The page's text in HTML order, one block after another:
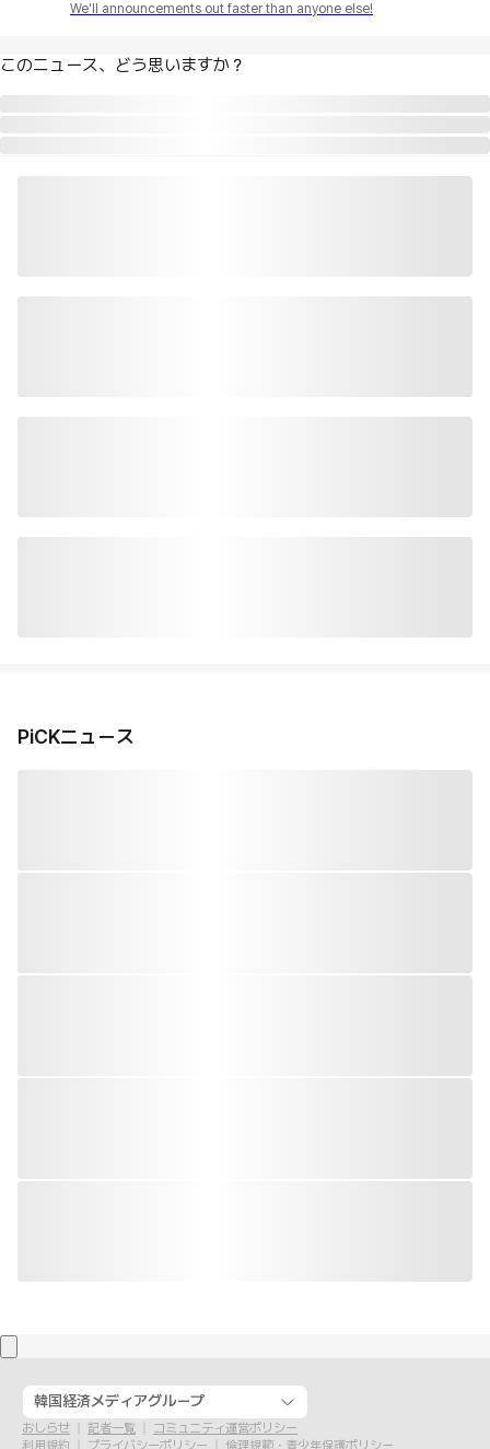
We'll announcements out faster than anyone else!
このニュース、どう思いますか？
PiCKニュース
韓国経済メディアグループ
おしらせ 記者一覧
コミュニティ運営ポリシー
利用規約
プライバシーポリシー 倫理規範・青少年保護ポリシー